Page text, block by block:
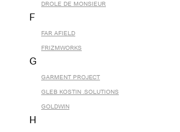
DROLE DE MONSIEUR
F
FAR AFIELD
FRIZMWORKS
G
GARMENT PROJECT
GLEB KOSTIN .SOLUTIONS
GOLDWIN
H